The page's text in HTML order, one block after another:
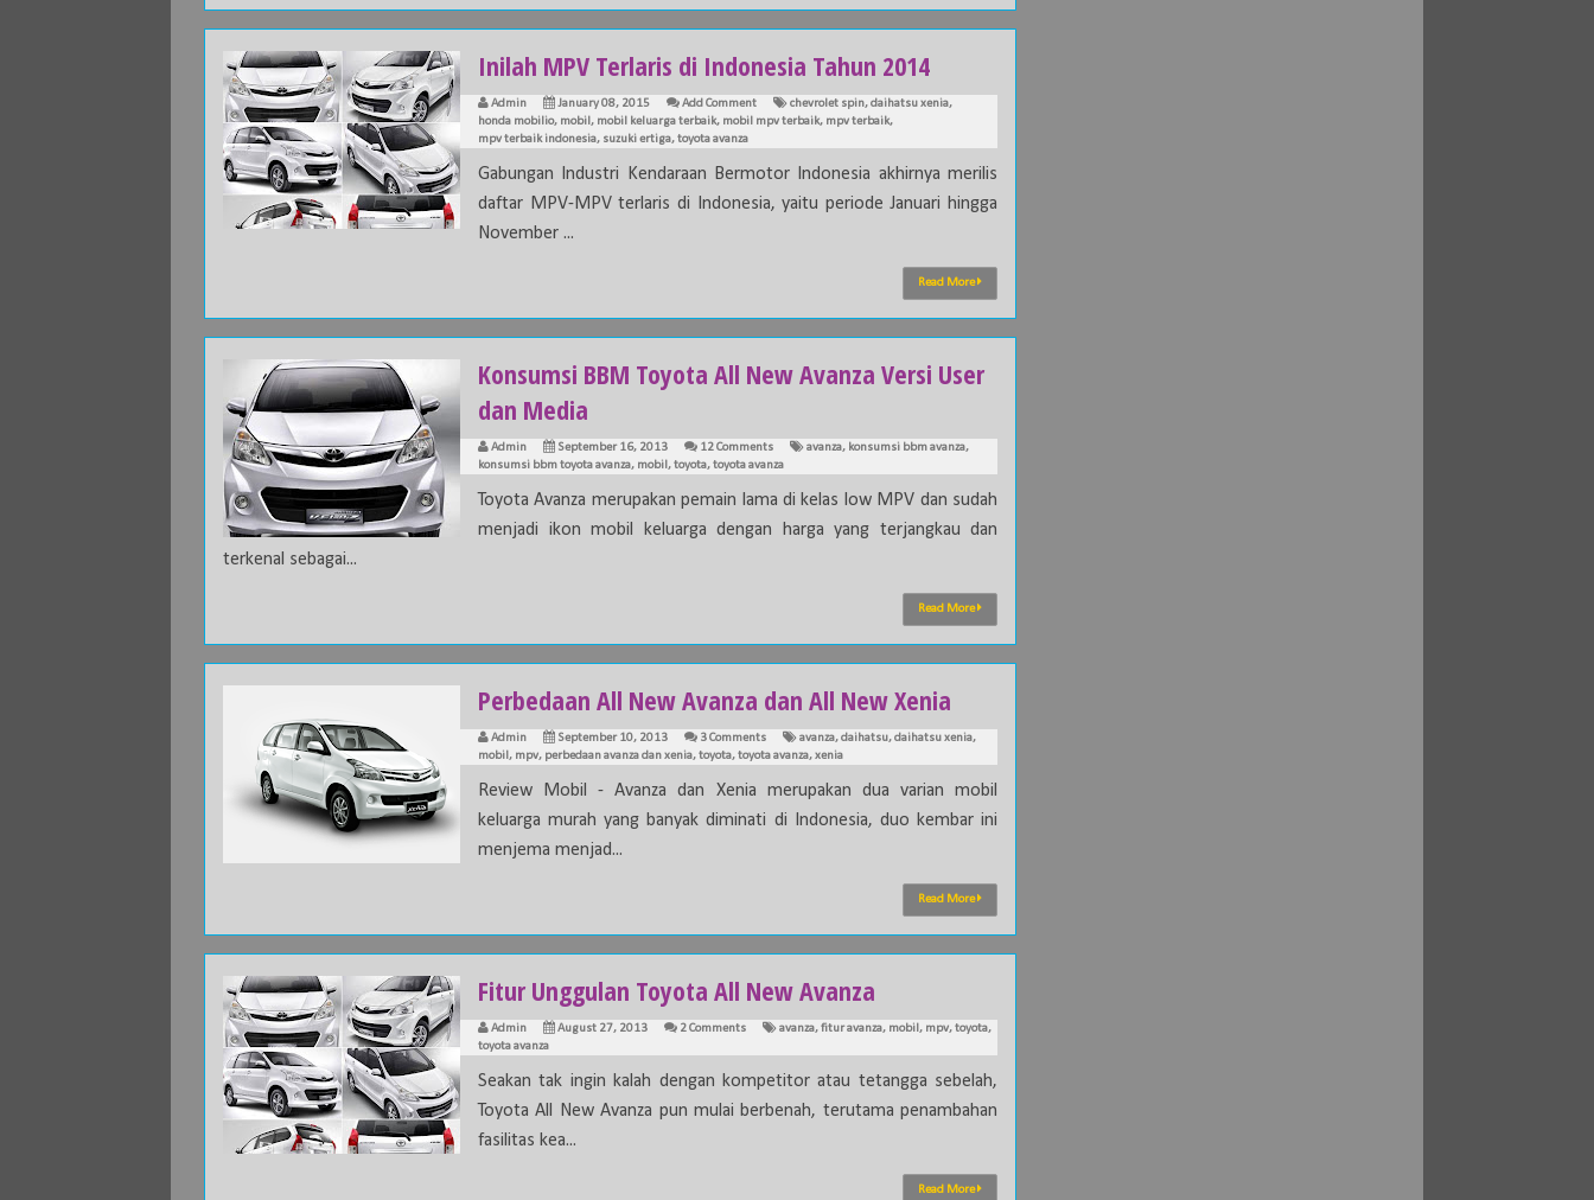
Inilah MPV Terlaris di Indonesia Tahun 2014
Admin January 08, 2015 Add Comment chevrolet spin,daihatsu xenia,
honda mobilio, mobil , mobil keluarga terbaik, mobil mpv terbaik, mpv terbaik,
mpv terbaik indonesia, suzuki ertiga,toyota avanza
Gabungan Industri Kendaraan Bermotor Indonesia akhirnya merilis
daftar MPV-MPV terlaris di Indonesia, yaitu periode Januari hingga
November ...
Read More
Konsumsi BBM Toyota All New Avanza Versi User
dan Media
Admin September 16, 2013 12 Comments avanza, konsumsi bbm avanza,
konsumsi bbm toyota avanza, mobil ,toyota,toyota avanza
Toyota Avanza merupakan pemain lama di kelas low MPV dan sudah
menjadi ikon mobil keluarga dengan harga yang terjangkau dan
terkenal sebagai...
Read More
Perbedaan All New Avanza dan All New Xenia
Admin September 10, 2013 3 Comments avanza,daihatsu,daihatsu xenia,
mobil , mpv, perbedaan avanza dan xenia,toyota,toyota avanza,xenia
Review Mobil - Avanza dan Xenia merupakan dua varian mobil
keluarga murah yang banyak diminati di Indonesia, duo kembar ini
menjema menjad...
Read More
Fitur Unggulan Toyota All New Avanza
Admin August 27, 2013 2 Comments avanza,fitur avanza, mobil , mpv,toyota,
toyota avanza
Seakan tak ingin kalah dengan kompetitor atau tetangga sebelah,
Toyota All New Avanza pun mulai berbenah, terutama penambahan
fasilitas kea...
Read More